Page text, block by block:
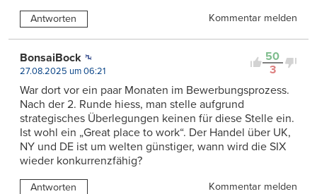
Antworten Kommentar melden
50
3
BonsaiBock
27.08.2025 um 06:21
War dort vor ein paar Monaten im Bewerbungsprozess.
Nach der 2. Runde hiess, man stelle aufgrund
strategisches Überlegungen keinen für diese Stelle ein.
Ist wohl ein „Great place to work“. Der Handel über UK,
NY und DE ist um welten günstiger, wann wird die SIX
wieder konkurrenzfähig?
Antworten Kommentar melden